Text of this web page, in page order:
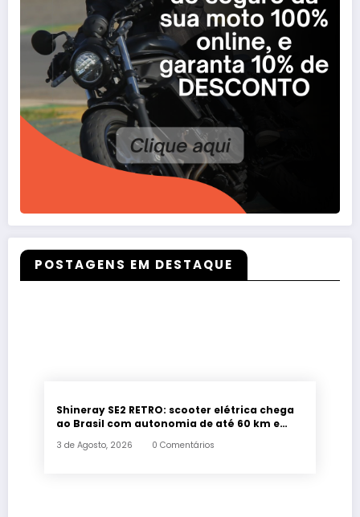
POSTAGENS EM DESTAQUE
Shineray SE2 RETRO: scooter elétrica chega
ao Brasil com autonomia de até 60 km e
3 de Agosto, 2026 0 Comentários